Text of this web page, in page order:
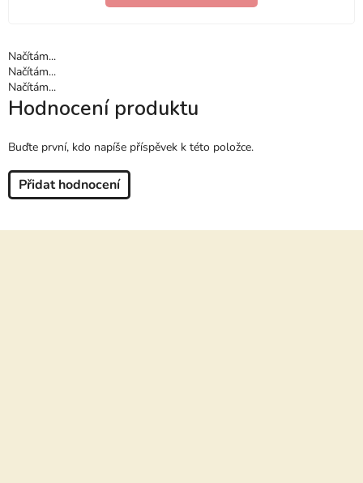
Načítám...
Načítám...
Načítám...
Hodnocení produktu
Buďte první, kdo napíše příspěvek k této položce.
Přidat hodnocení